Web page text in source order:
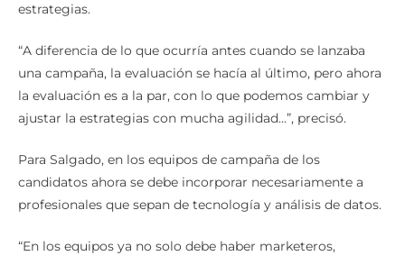
estrategias.
“A diferencia de lo que ocurría antes cuando se lanzaba
una campaña, la evaluación se hacía al último, pero ahora
la evaluación es a la par, con lo que podemos cambiar y
ajustar la estrategias con mucha agilidad…”, precisó.
Para Salgado, en los equipos de campaña de los
candidatos ahora se debe incorporar necesariamente a
profesionales que sepan de tecnología y análisis de datos.
“En los equipos ya no solo debe haber marketeros,